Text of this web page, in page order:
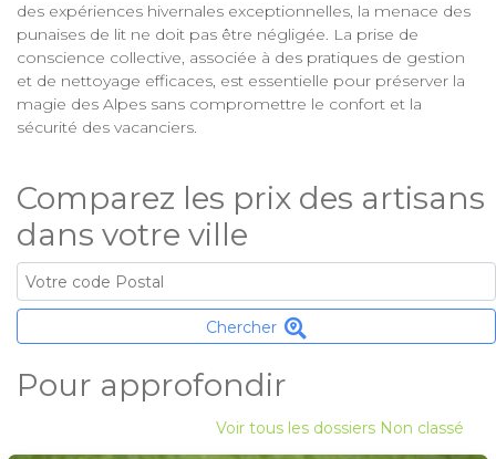
des expériences hivernales exceptionnelles, la menace des
punaises de lit ne doit pas être négligée. La prise de
conscience collective, associée à des pratiques de gestion
et de nettoyage efficaces, est essentielle pour préserver la
magie des Alpes sans compromettre le confort et la
sécurité des vacanciers.
Comparez les prix des artisans
dans votre ville
Chercher
Pour approfondir
Voir tous les dossiers Non classé